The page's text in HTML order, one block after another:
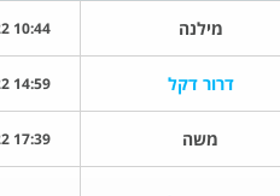
מילנה 10:44 05/07/22
דרור דקל 14:59 27/09/22
משה 17:39 28/06/22